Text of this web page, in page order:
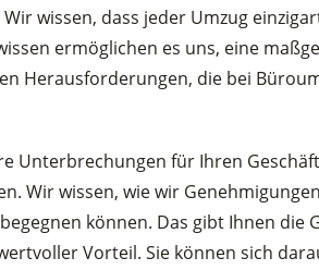
wissen, dass jeder Umzug
ermöglichen es uns, eine
Herausforderungen, die bei
Unterbrechungen für Ihren
Wir wissen, wie wir
können. Das gibt Ihnen die
Vorteil. Sie können sich